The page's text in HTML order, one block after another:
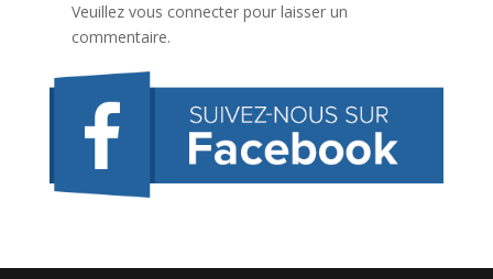
Veuillez vous connecter pour laisser un
commentaire.